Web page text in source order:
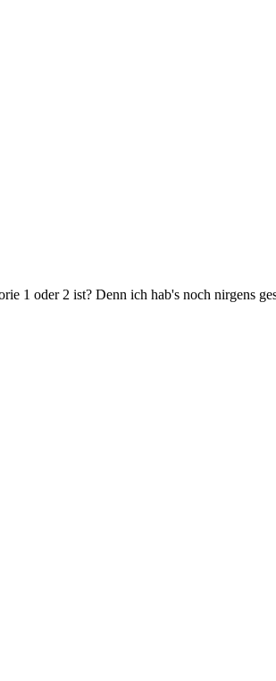
1 oder 2 ist? Denn ich hab's noch nirgens